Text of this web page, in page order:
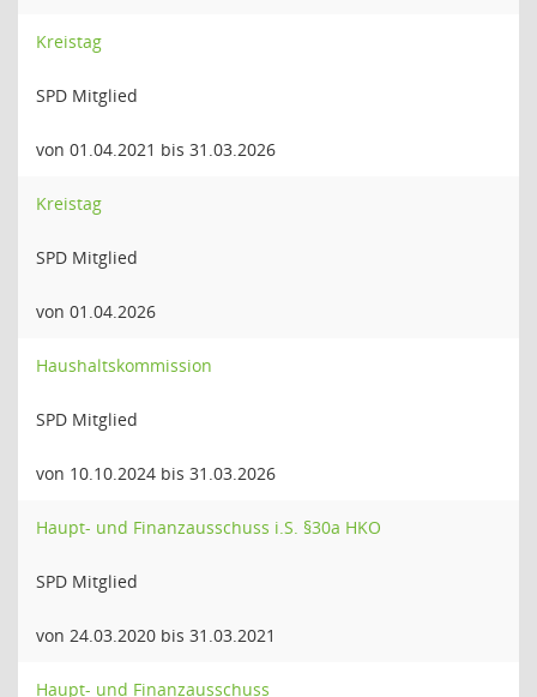
Kreistag
SPD Mitglied
von 01.04.2021 bis 31.03.2026
Kreistag
SPD Mitglied
von 01.04.2026
Haushaltskommission
SPD Mitglied
von 10.10.2024 bis 31.03.2026
Haupt- und Finanzausschuss i.S. §30a HKO
SPD Mitglied
von 24.03.2020 bis 31.03.2021
Haupt- und Finanzausschuss